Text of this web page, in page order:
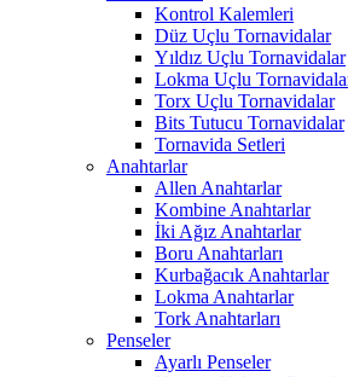
Kontrol Kalemleri
Düz Uçlu Tornavidalar
Yıldız Uçlu Tornavidalar
Lokma Uçlu
Torx Uçlu Tornavidalar
Bits Tutucu Tornavidalar
Tornavida Setleri
Anahtarlar
Allen Anahtarlar
Kombine Anahtarlar
İki Ağız Anahtarlar
Boru Anahtarları
Kurbağacık Anahtarlar
Lokma Anahtarlar
Tork Anahtarları
Penseler
Ayarlı Penseler